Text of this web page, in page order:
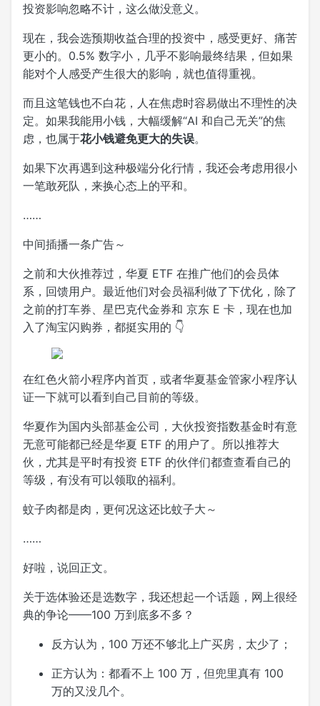
投资影响忽略不计，这么做没意义。
现在，我会选预期收益合理的投资中，感受更好、痛苦
更小的。0.5% 数字小，几乎不影响最终结果，但如果
能对个人感受产生很大的影响，就也值得重视。
而且这笔钱也不白花，人在焦虑时容易做出不理性的决
定。如果我能用小钱，大幅缓解“AI 和自己无关”的焦
虑，也属于花小钱避免更大的失误。
如果下次再遇到这种极端分化行情，我还会考虑用很小
一笔敢死队，来换心态上的平和。
……
中间插播一条广告～
之前和大伙推荐过，华夏 ETF 在推广他们的会员体
系，回馈用户。最近他们对会员福利做了下优化，除了
之前的打车券、星巴克代金券和 京东 E 卡，现在也加
入了淘宝闪购券，都挺实用的 👇
在红色火箭小程序内首页，或者华夏基金管家小程序认
证一下就可以看到自己目前的等级。
华夏作为国内头部基金公司，大伙投资指数基金时有意
无意可能都已经是华夏 ETF 的用户了。所以推荐大
伙，尤其是平时有投资 ETF 的伙伴们都查查看自己的
等级，有没有可以领取的福利。
蚊子肉都是肉，更何况这还比蚊子大～
……
好啦，说回正文。
关于选体验还是选数字，我还想起一个话题，网上很经
典的争论——100 万到底多不多？
反方认为，100 万还不够北上广买房，太少了；
正方认为：都看不上 100 万，但兜里真有 100
万的又没几个。